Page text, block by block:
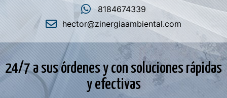
8184674339
hector@zinergiaambiental.com
24/7 a sus órdenes y con soluciones rápidas
y efectivas